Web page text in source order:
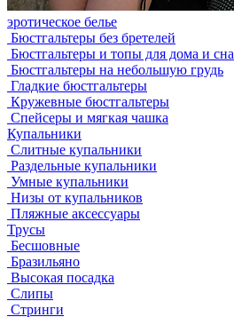
эротическое белье
Бюстгальтеры без бретелей
Бюстгальтеры и топы для дома и сна
Бюстгальтеры на небольшую грудь
Гладкие бюстгальтеры
Кружевные бюстгальтеры
Спейсеры и мягкая чашка
Купальники
Слитные купальники
Раздельные купальники
Умные купальники
Низы от купальников
Пляжные аксессуары
Трусы
Бесшовные
Бразильяно
Высокая посадка
Слипы
Стринги